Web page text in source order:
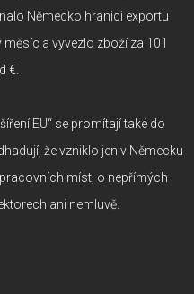
Německo hranici exportu
a vyvezlo zboží za 101
€.
EU“ se promítají také do
že vzniklo jen v Německu
míst, o nepřímých
ani nemluvě.